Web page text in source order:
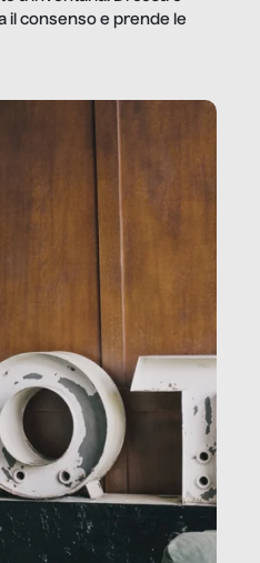
il consenso e prende le